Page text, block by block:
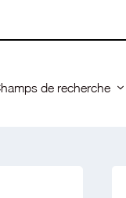
de recherche